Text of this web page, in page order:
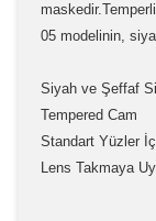
05 modelinin,
Siyah ve Şeffaf
Tempered Cam
Standart Yüzler
Lens Takmaya